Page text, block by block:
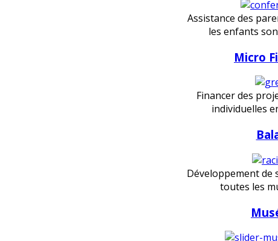
Assistance des
les enfants
Micro
Financer des
individuelles
Développement
toutes les